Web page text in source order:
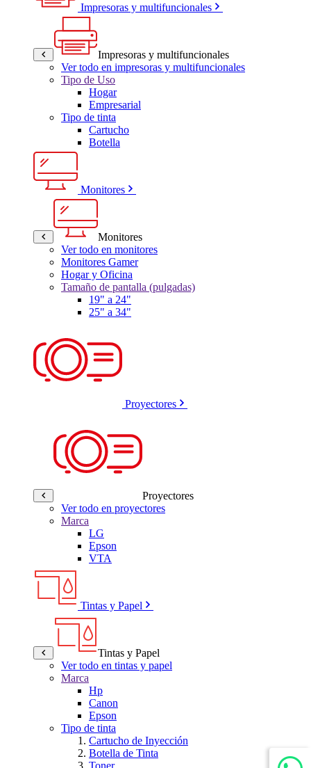
Impresoras y multifuncionales
Impresoras y multifuncionales
Ver todo en impresoras y multifuncionales
Tipo de Uso
Hogar
Empresarial
Tipo de tinta
Cartucho
Botella
Monitores
Monitores
Ver todo en monitores
Monitores Gamer
Hogar y Oficina
Tamaño de pantalla (pulgadas)
19" a 24"
25" a 34"
Proyectores
Proyectores
Ver todo en proyectores
Marca
LG
Epson
VTA
Tintas y Papel
Tintas y Papel
Ver todo en tintas y papel
Marca
Hp
Canon
Epson
Tipo de tinta
Cartucho de Inyección
Botella de Tinta
Toner